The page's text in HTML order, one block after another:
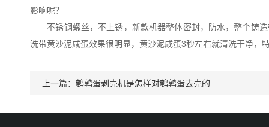
影响呢？
不锈钢螺丝，不上锈，新款机器整体密封，防水，整个铸造
洗带黄沙泥咸蛋效果很明显，黄沙泥咸蛋3秒左右就清洗干净
上一篇： 鹌鹑蛋剥壳机是怎样对鹌鹑蛋去壳的